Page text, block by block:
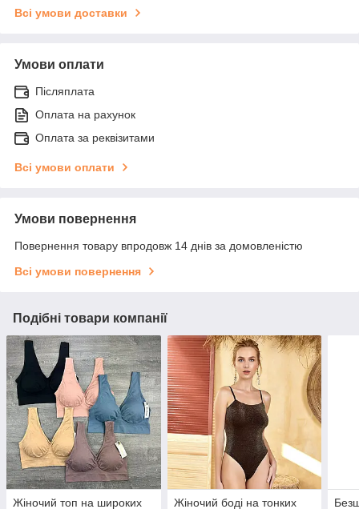
Всі умови доставки
Умови оплати
Післяплата
Оплата на рахунок
Оплата за реквізитами
Всі умови оплати
Умови повернення
Повернення товару впродовж 14 днів за домовленістю
Всі умови повернення
Подібні товари компанії
Жіночий топ на широких
Жіночий боді на тонких